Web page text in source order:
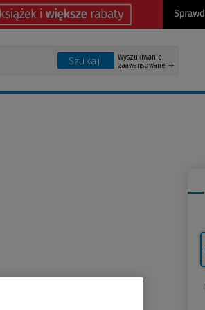
Szukaj
Wyszukiwanie
zaawansowane